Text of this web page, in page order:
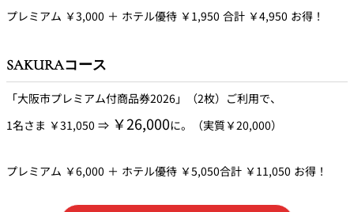
海鮮入りチャーハン
プレミアム ￥3,000 ＋ ホテル優待 ￥1,950 合計 ￥4,950 お得！
SAKURAコース
「大阪市プレミアム付商品券2026」（2枚）ご利用で、
1名さま ￥31,050 ⇒ ￥26,000に。（実質￥20,000）
プレミアム ￥6,000 ＋ ホテル優待 ￥5,050合計 ￥11,050 お得！
高知県宿毛湾直送鮮魚 本日の調理法とソースにて
しっとり焼き上げた和牛フィレ肉のロティ
香り豊かなマデイラソースと彩り華やぐ菜園
パイナップルのデクリネゾン
食後のお飲物と小菓子